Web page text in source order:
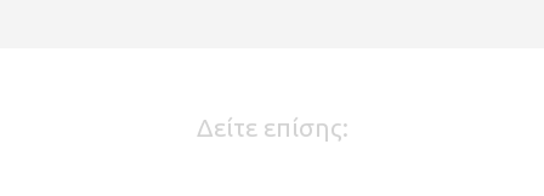
Δείτε επίσης: